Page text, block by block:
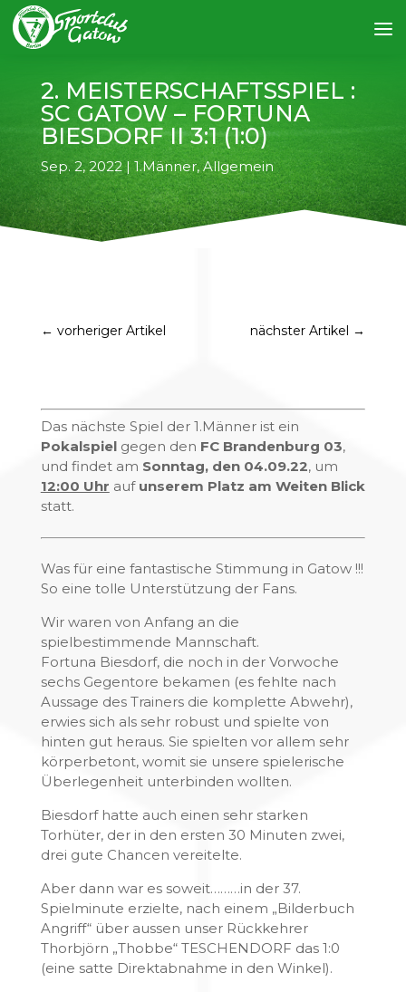
2. MEISTERSCHAFTSSPIEL :
SC GATOW – FORTUNA
BIESDORF II 3:1 (1:0)
Sep. 2, 2022|1.Männer,Allgemein
← vorheriger Artikel nächster Artikel →
Das nächste Spiel der 1.Männer ist ein
Pokalspielgegen den FC Brandenburg 03,
und findet am Sonntag, den 04.09.22, um
12:00 Uhr auf unserem Platz am Weiten Blick
statt.
Was für eine fantastische Stimmung in Gatow !!!
So eine tolle Unterstützung der Fans.
Wir waren von Anfang an die
spielbestimmende Mannschaft.
Fortuna Biesdorf, die noch in der Vorwoche
sechs Gegentore bekamen (es fehlte nach
Aussage des Trainers die komplette Abwehr),
erwies sich als sehr robust und spielte von
hinten gut heraus. Sie spielten vor allem sehr
körperbetont, womit sie unsere spielerische
Überlegenheit unterbinden wollten.
Biesdorf hatte auch einen sehr starken
Torhüter, der in den ersten 30 Minuten zwei,
drei gute Chancen vereitelte.
Aber dann war es soweit………in der 37.
Spielminute erzielte, nach einem „Bilderbuch
Angriff“ über aussen unser Rückkehrer
Thorbjörn „Thobbe“ TESCHENDORF das 1:0
(eine satte Direktabnahme in den Winkel).